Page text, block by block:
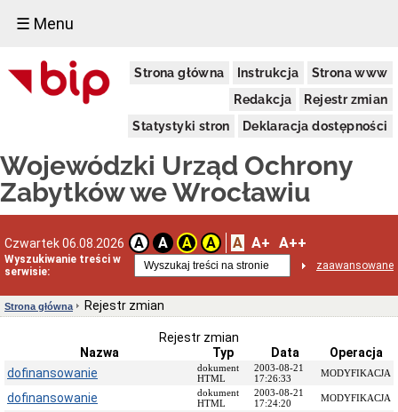
☰ Menu
Strona główna Instrukcja
Strona www
Redakcja
Rejestr zmian
Statystyki stron
Deklaracja dostępności
Wojewódzki Urząd Ochrony
Zabytków we Wrocławiu
Czwartek 06.08.2026 A A A A A A+ A++
Wyszukiwanie treści w
serwisie:
zaawansowane
Dostępność
Deklaracja
dostępności
realizowanym
projekcie
dofinansowanym
Europejskich
Delegatury
adresowe
Podstawy
Osoby
i
kompetencje
Strona główna Rejestr zmian
Rejestr zmian
Nazwa
Typ Data
Operacja
dofinansowanie
dokument
HTML
2003-08-21
17:26:33
MODYFIKACJA
dofinansowanie
dokument
HTML
2003-08-21
17:24:20
MODYFIKACJA